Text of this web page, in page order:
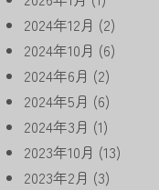
2024年12月 (2)
2024年10月 (6)
2024年6月 (2)
2024年5月 (6)
2024年3月 (1)
2023年10月 (13)
2023年2月 (3)